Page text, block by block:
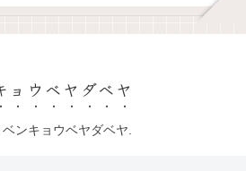
ョウベヤダベヤ
ンキョウベヤダベヤ.